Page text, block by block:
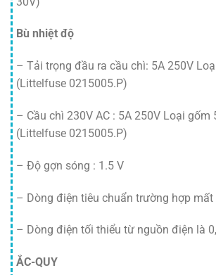
Bù nhiệt độ
– Tải trọng đầu ra cầu chì: 5A 250V
(Littelfuse 0215005.P)
– Cầu chì 230V AC : 5A 250V Loại gốm
(Littelfuse 0215005.P)
– Độ gợn sóng : 1.5 V
– Dòng điện tiêu chuẩn trường hợp
– Dòng điện tối thiểu từ nguồn điện là
ẮC-QUY